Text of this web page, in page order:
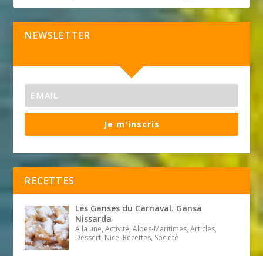
NEWSLETTER
Je m'inscris
RECETTES
Les Ganses du Carnaval. Gansa
Nissarda
A la une, Activité, Alpes-Maritimes, Articles,
Dessert, Nice, Recettes, Société